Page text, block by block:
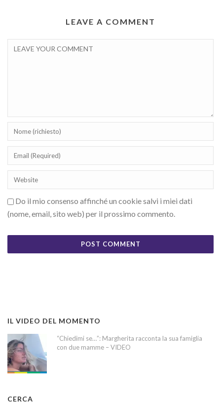
LEAVE A COMMENT
Do il mio consenso affinché un cookie salvi i miei dati
(nome, email, sito web) per il prossimo commento.
IL VIDEO DEL MOMENTO
“Chiedimi se…”: Margherita racconta la sua famiglia
con due mamme – VIDEO
CERCA